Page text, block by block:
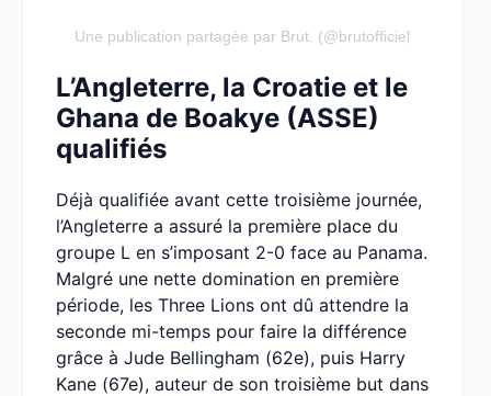
Une publication partagée par Brut. (@brutofficiel)
L’Angleterre, la Croatie et le
Ghana de Boakye (ASSE)
qualifiés
Déjà qualifiée avant cette troisième journée,
l’Angleterre a assuré la première place du
groupe L en s’imposant 2-0 face au Panama.
Malgré une nette domination en première
période, les Three Lions ont dû attendre la
seconde mi-temps pour faire la différence
grâce à Jude Bellingham (62e), puis Harry
Kane (67e), auteur de son troisième but dans